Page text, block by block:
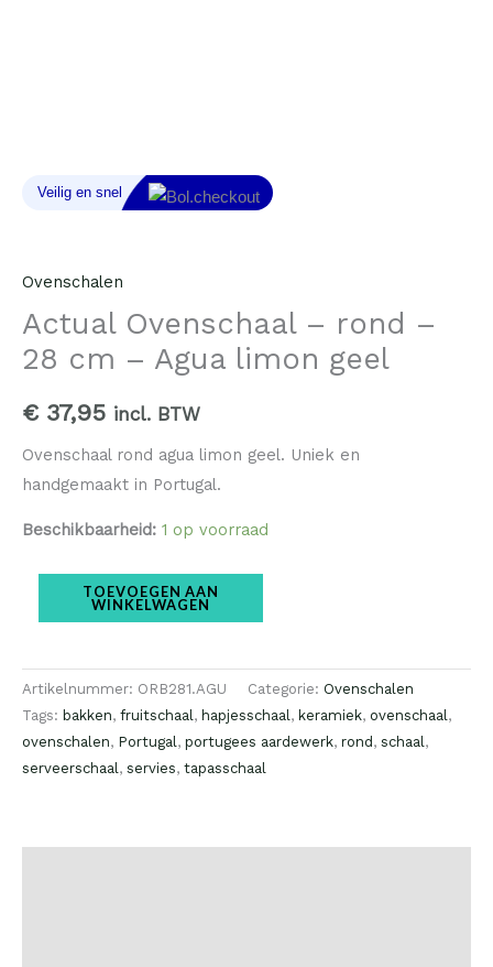
Ovenschalen
Actual Ovenschaal – rond –
28 cm – Agua limon geel
€37,95 incl. BTW
Ovenschaal rond agua limon geel. Uniek en
handgemaakt in Portugal.
Beschikbaarheid: 1 op voorraad
TOEVOEGEN AAN
WINKELWAGEN
Artikelnummer: ORB281.AGU Categorie: Ovenschalen
Tags: bakken, fruitschaal, hapjesschaal, keramiek, ovenschaal,
ovenschalen, Portugal, portugees aardewerk, rond , schaal,
serveerschaal, servies, tapasschaal